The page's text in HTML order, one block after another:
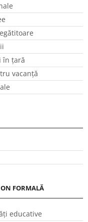
în ţară
vacanţă
FORMALĂ
educative